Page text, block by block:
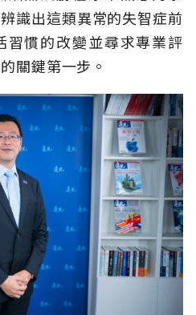
識出這類異常的失智症前
習慣的改變並尋求專業評
關鍵第一步。